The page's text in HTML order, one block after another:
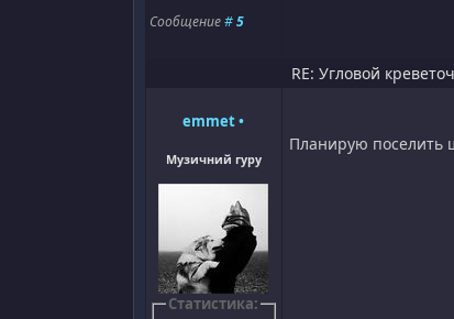
Сообщение#5
RE: Угловой
emmet•
Музичний гуру
Статистика:
Планирую поселить